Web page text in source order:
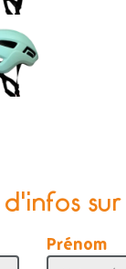
Prénom